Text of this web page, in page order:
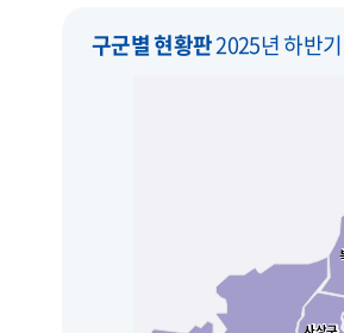
구군별 현황판2025년 하반기